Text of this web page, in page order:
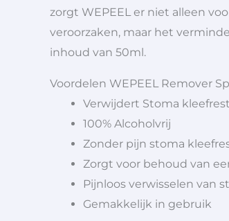
zorgt WEPEEL er niet alleen
veroorzaken, maar het
inhoud van 50ml.
Voordelen WEPEEL Remover
Verwijdert Stoma
100% Alcoholvrij
Zonder pijn stoma
Zorgt voor behoud van
Pijnloos verwisselen van
Gemakkelijk in gebruik